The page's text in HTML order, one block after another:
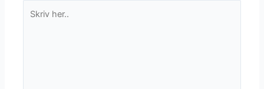
her..